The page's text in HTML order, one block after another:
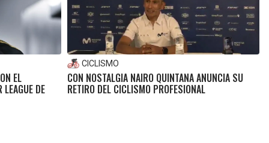
EL
DE
CICLISMO
CON NOSTALGIA NAIRO QUINTANA ANUNCIA SU
RETIRO DEL CICLISMO PROFESIONAL